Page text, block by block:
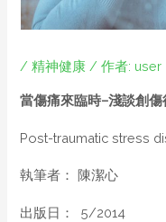
/精神健康 / 作者: user
當傷痛來臨時–淺談創
Post-traumatic stress
執筆者： 陳潔心
出版日： 5/2014